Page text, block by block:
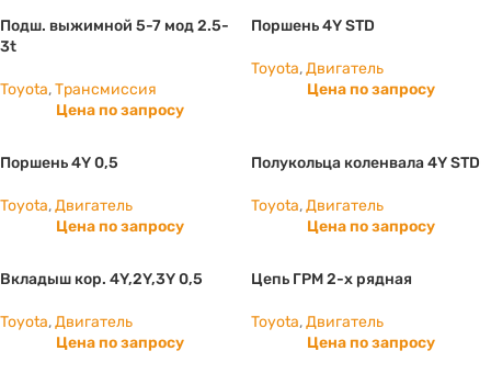
Подш. выжимной 5-7 мод 2.5-
3t
Toyota,Трансмиссия
Цена по запросу
Поршень 4Y STD
Toyota,Двигатель
Цена по запросу
Поршень 4Y 0,5
Toyota,Двигатель
Цена по запросу
Полукольца коленвала 4Y STD
Toyota,Двигатель
Цена по запросу
Вкладыш кор. 4Y,2Y,3Y 0,5
Toyota,Двигатель
Цена по запросу
Цепь ГРМ 2-х рядная
Toyota,Двигатель
Цена по запросу